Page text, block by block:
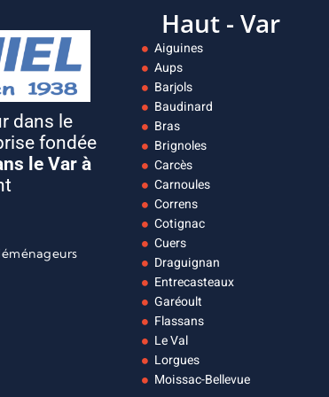
dans le
fondée
le Var à
Haut - Var
Aiguines
Aups
Barjols
Baudinard
Bras
Brignoles
Carcès
Carnoules
Correns
Cotignac
Cuers
Draguignan
Entrecasteaux
Garéoult
Flassans
Le Val
Lorgues
Moissac-Bellevue